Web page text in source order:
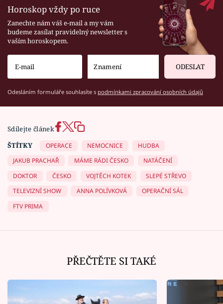
Horoskop vždy po ruce
Zanechte nám váš e-mail a my vám
budeme zasílat pravidelný newsletter s
vaším horoskopem.
ODESLAT
Odesláním formuláře souhlasíte s podmínkami zpracování osobních údajů
Sdílejte článek
ŠTÍTKY
OPERACE NEMOCNICE
HUDBA
JAKUB PRACHAŘ
MÁME RÁDI ČESKO
NATÁČENÍ
DOKTOR
ČESKO VOJTĚCH KOTEK
SLEPÉ STŘEVO
TELEVIZNÍ SHOW
ANNA POLÍVKOVÁ
OPERAČNÍ SÁL
FTV PRIMA
PŘEČTĚTE SI TAKÉ